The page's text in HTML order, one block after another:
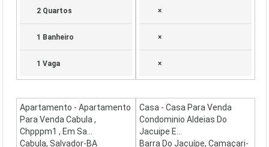
2 Quartos
1 Banheiro
1 Vaga
×
×
×
Apartamento - Apartamento
Para Venda Cabula ,
Chpppm1 , Em Sa...
Cabula, Salvador-BA
Casa - Casa Para Venda
Condominio Aldeias Do
Jacuipe E...
Barra Do Jacuípe, Camaçari-